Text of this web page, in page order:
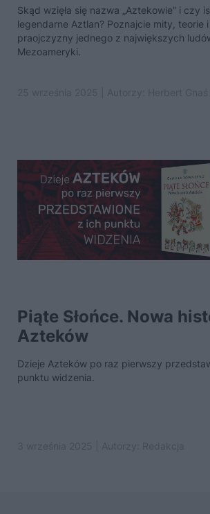
Skąd wzięła się nazwa „Aztekowie” i czy
legendarne Aztlan? Poznajcie mity, teorie
praojczyzny jednego z największych
Mezoameryki.
Piąte Słońce. Nowa
Azteków
Dzieje Azteków po raz pierwszy
punktu widzenia.